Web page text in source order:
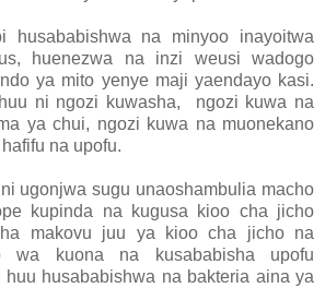
husababishwa na minyoo inayoitwa
huenezwa na inzi weusi wadogo
ya mito yenye maji yaendayo kasi.
ni ngozi kuwasha, ngozi kuwa na
ya chui, ngozi kuwa na muonekano
na upofu.
ugonjwa sugu unaoshambulia macho
kupinda na kugusa kioo cha jicho
makovu juu ya kioo cha jicho na
wa kuona na kusababisha upofu
husababishwa na bakteria aina ya